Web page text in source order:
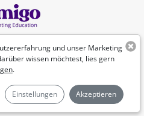
und unser Marketing
wissen möchtest, lies gern
.
Einstellungen Akzeptieren
2026